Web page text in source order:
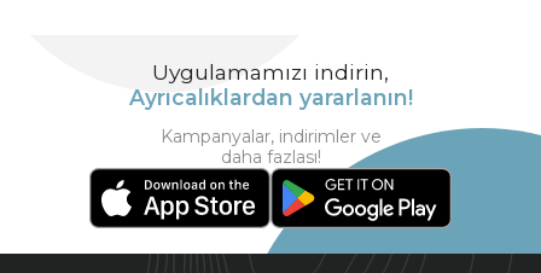
Uygulamamızı indirin,
Ayrıcalıklardan yararlanın!
Kampanyalar, indirimler ve
daha fazlası!